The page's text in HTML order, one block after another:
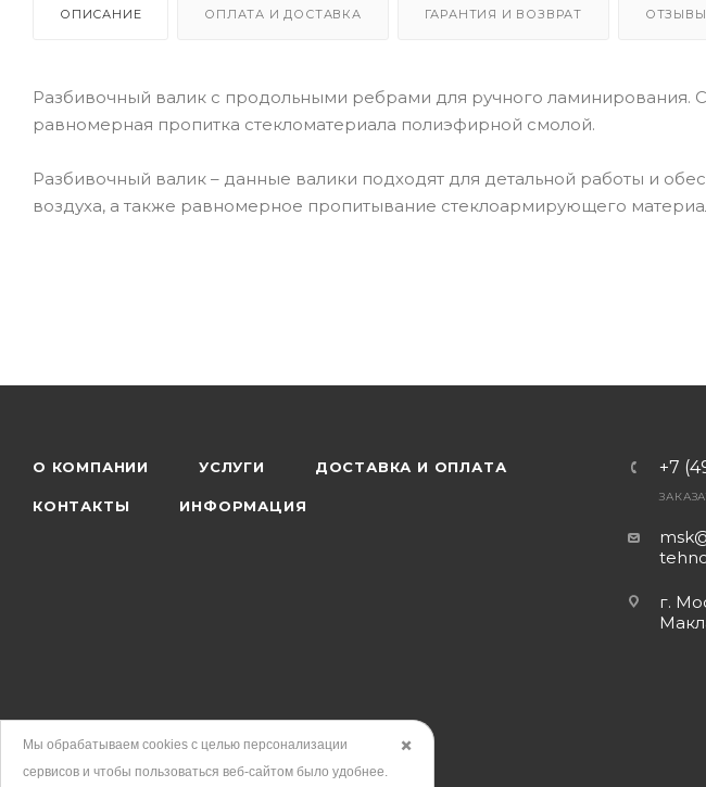
ОПИСАНИЕ ОПЛАТА И ДОСТАВКА ГАРАНТИЯ И ВОЗВРАТ ОТЗЫВЫ
Разбивочный валик с продольными ребрами для ручного ламинирования.
равномерная пропитка стекломатериала полиэфирной смолой.
Разбивочный валик – данные валики подходят для детальной работы и
воздуха, а также равномерное пропитывание стеклоармирующего
О КОМПАНИИ УСЛУГИ ДОСТАВКА И ОПЛАТА
КОНТАКТЫ ИНФОРМАЦИЯ
+7
г.
✖️
Мы обрабатываем cookies с целью персонализации
сервисов и чтобы пользоваться веб-сайтом было удобнее.